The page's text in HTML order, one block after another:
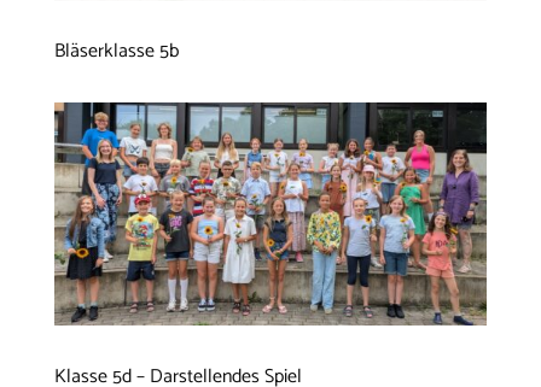
Bläserklasse 5b
Klasse 5d – Darstellendes Spiel